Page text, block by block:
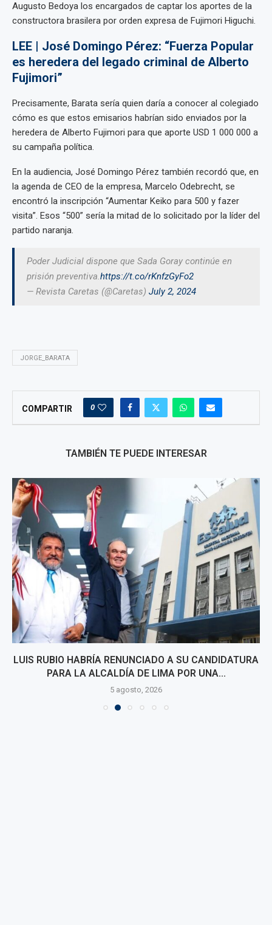
Augusto Bedoya los encargados de captar los aportes de la
constructora brasilera por orden expresa de Fujimori Higuchi.
LEE | José Domingo Pérez: “Fuerza Popular
es heredera del legado criminal de Alberto
Fujimori”
Precisamente, Barata sería quien daría a conocer al colegiado
cómo es que estos emisarios habrían sido enviados por la
heredera de Alberto Fujimori para que aporte USD 1 000 000 a
su campaña política.
En la audiencia, José Domingo Pérez también recordó que, en
la agenda de CEO de la empresa, Marcelo Odebrecht, se
encontró la inscripción “Aumentar Keiko para 500 y fazer
visita”. Esos “500” sería la mitad de lo solicitado por la líder del
partido naranja.
Poder Judicial dispone que Sada Goray continúe en
prisión preventiva.https://t.co/rKnfzGyFo2
— Revista Caretas (@Caretas) July 2, 2024
JORGE_BARATA
COMPARTIR 0
TAMBIÉN TE PUEDE INTERESAR
LUIS RUBIO HABRÍA RENUNCIADO A SU CANDIDATURA
PARA LA ALCALDÍA DE LIMA POR UNA...
5 agosto, 2026